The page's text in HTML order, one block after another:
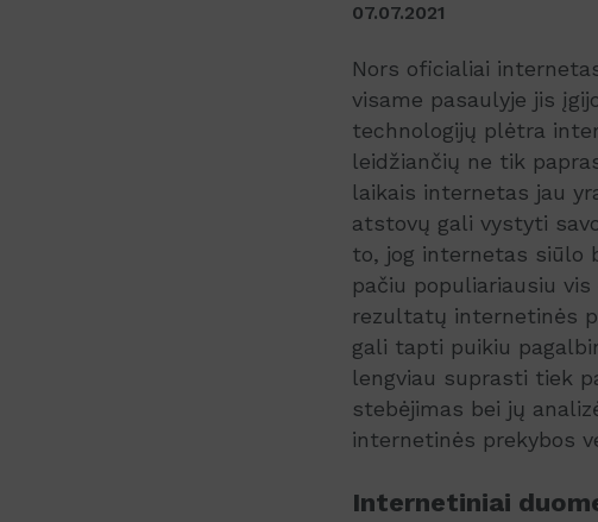
07.07.2021
Nors oficialiai
visame pasaulyje jis
technologijų plėtra
leidžiančių ne tik
laikais internetas jau
atstovų gali vystyti
to, jog internetas siūlo
pačiu populiariausiu
rezultatų internetinės
gali tapti puikiu
lengviau suprasti tiek
stebėjimas bei jų
internetinės prekybos
Internetiniai